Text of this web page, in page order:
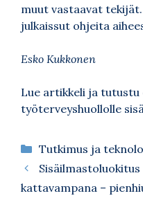
muut vastaavat
julkaissut ohjeita
Esko Kukkonen
Lue artikkeli ja tutustu
työterveyshuollolle
Kategoriat
Tutkimus ja
kattavampana –